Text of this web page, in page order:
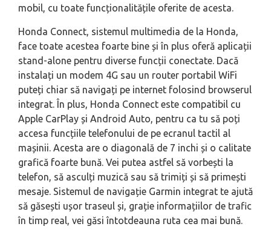
mobil, cu toate funcționalitățile oferite de acesta.
Honda Connect, sistemul multimedia de la Honda,
face toate acestea foarte bine și în plus oferă aplicații
stand-alone pentru diverse funcții conectate. Dacă
instalați un modem 4G sau un router portabil WiFi
puteți chiar să navigați pe internet folosind browserul
integrat. În plus, Honda Connect este compatibil cu
Apple CarPlay și Android Auto, pentru ca tu să poți
accesa funcțiile telefonului de pe ecranul tactil al
mașinii. Acesta are o diagonală de 7 inchi și o calitate
grafică foarte bună. Vei putea astfel să vorbești la
telefon, să asculți muzică sau să trimiți și să primești
mesaje. Sistemul de navigație Garmin integrat te ajută
să găsești ușor traseul și, grație informațiilor de trafic
în timp real, vei găsi întotdeauna ruta cea mai bună.